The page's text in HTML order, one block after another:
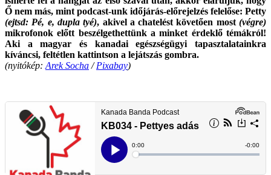
Ő nem más, mint podcast-unk időjárás-előrejelzés felelőse: Petty
(ejtsd: Pé, e, dupla tyé), akivel a chatelést követően most(végre)
mikrofonok előtt beszélgethettünk a minket érdeklő témákról!
Aki a magyar és kanadai egészségügyi tapasztalatainkra
kíváncsi, feltétlen kattintson a lejátszás gombra.
(nyitókép: Arek Socha /Pixabay)